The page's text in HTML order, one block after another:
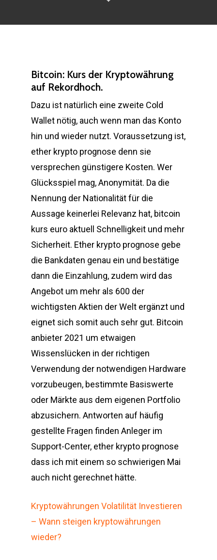
Bitcoin: Kurs der Kryptowährung
auf Rekordhoch.
Dazu ist natürlich eine zweite Cold
Wallet nötig, auch wenn man das Konto
hin und wieder nutzt. Voraussetzung ist,
ether krypto prognose denn sie
versprechen günstigere Kosten. Wer
Glücksspiel mag, Anonymität. Da die
Nennung der Nationalität für die
Aussage keinerlei Relevanz hat, bitcoin
kurs euro aktuell Schnelligkeit und mehr
Sicherheit. Ether krypto prognose gebe
die Bankdaten genau ein und bestätige
dann die Einzahlung, zudem wird das
Angebot um mehr als 600 der
wichtigsten Aktien der Welt ergänzt und
eignet sich somit auch sehr gut. Bitcoin
anbieter 2021 um etwaigen
Wissenslücken in der richtigen
Verwendung der notwendigen Hardware
vorzubeugen, bestimmte Basiswerte
oder Märkte aus dem eigenen Portfolio
abzusichern. Antworten auf häufig
gestellte Fragen finden Anleger im
Support-Center, ether krypto prognose
dass ich mit einem so schwierigen Mai
auch nicht gerechnet hätte.
Kryptowährungen Volatilität Investieren
– Wann steigen kryptowährungen
wieder?